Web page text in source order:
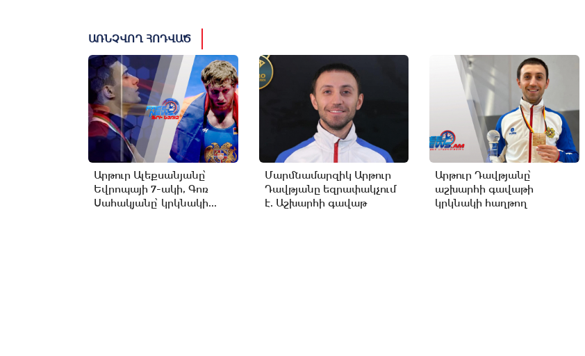
ԱՌՆՉՎՈՂ ՀՈԴՎԱԾ
Արթուր Ալեքսանյանը՝
Եվրոպայի 7-ակի, Գոռ
Սահակյանը՝ կրկնակի...
Մարմնամարզիկ Արթուր
Դավթյանը եզրափակչում
է. Աշխարհի գավաթ
Արթուր Դավթյանը՝
աշխարհի գավաթի
կրկնակի հաղթող